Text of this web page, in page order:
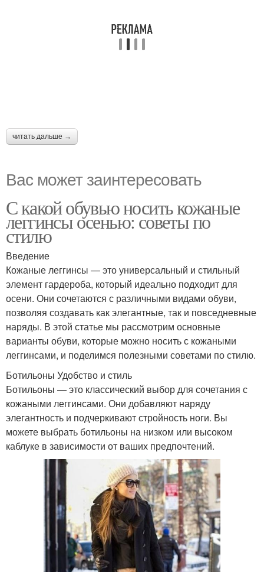
читать дальше →
Вас может заинтересовать
С какой обувью носить кожаные
леггинсы осенью: советы по
стилю
Введение
Кожаные леггинсы — это универсальный и стильный
элемент гардероба, который идеально подходит для
осени. Они сочетаются с различными видами обуви,
позволяя создавать как элегантные, так и повседневные
наряды. В этой статье мы рассмотрим основные
варианты обуви, которые можно носить с кожаными
леггинсами, и поделимся полезными советами по стилю.
Ботильоны Удобство и стиль
Ботильоны — это классический выбор для сочетания с
кожаными леггинсами. Они добавляют наряду
элегантность и подчеркивают стройность ноги. Вы
можете выбрать ботильоны на низком или высоком
каблуке в зависимости от ваших предпочтений.